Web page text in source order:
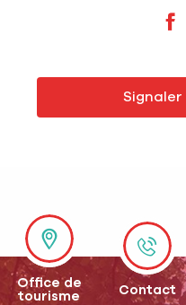
Signaler
Office de
tourisme
Contact